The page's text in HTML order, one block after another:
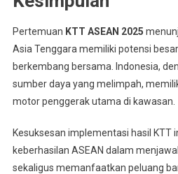
Pertemuan KTT ASEAN 2025
Asia Tenggara memiliki potensi
berkembang bersama. Indonesia,
sumber daya yang melimpah,
motor penggerak utama di kawasan.
Kesuksesan implementasi hasil KTT
keberhasilan ASEAN dalam
sekaligus memanfaatkan peluang